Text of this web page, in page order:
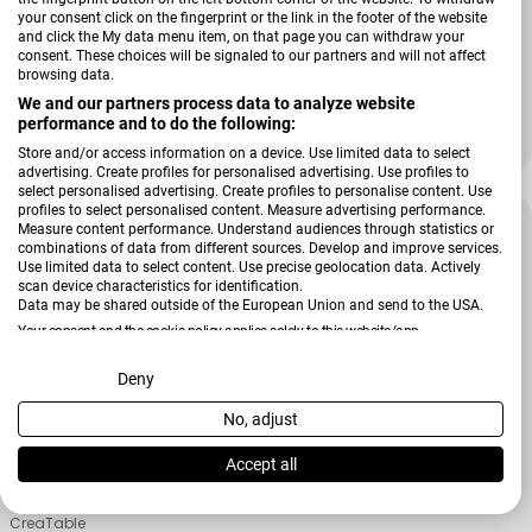
your consent click on the fingerprint or the link in the footer of the website
and click the My data menu item, on that page you can withdraw your
consent. These choices will be signaled to our partners and will not affect
browsing data.
We and our partners process data to analyze website
performance and to do the following:
Store and/or access information on a device. Use limited data to select
advertising. Create profiles for personalised advertising. Use profiles to
select personalised advertising. Create profiles to personalise content. Use
profiles to select personalised content. Measure advertising performance.
Measure content performance. Understand audiences through statistics or
combinations of data from different sources. Develop and improve services.
Use limited data to select content. Use precise geolocation data. Actively
scan device characteristics for identification.
Data may be shared outside of the European Union and send to the USA.
Your consent and the cookie policy applies solely to this website/app.
View Partner List (2 IAB Vendors)
We use your data for the following purposes:
IAB processing purposes:
Deny
No, adjust
Accept all
Schüssel Nature Collection
Verkäufer:
CreaTable
Verkaufspreis
21,99 €
Regulärer Preis
28,99 €
-37 %
Verkäufer:
CreaTable